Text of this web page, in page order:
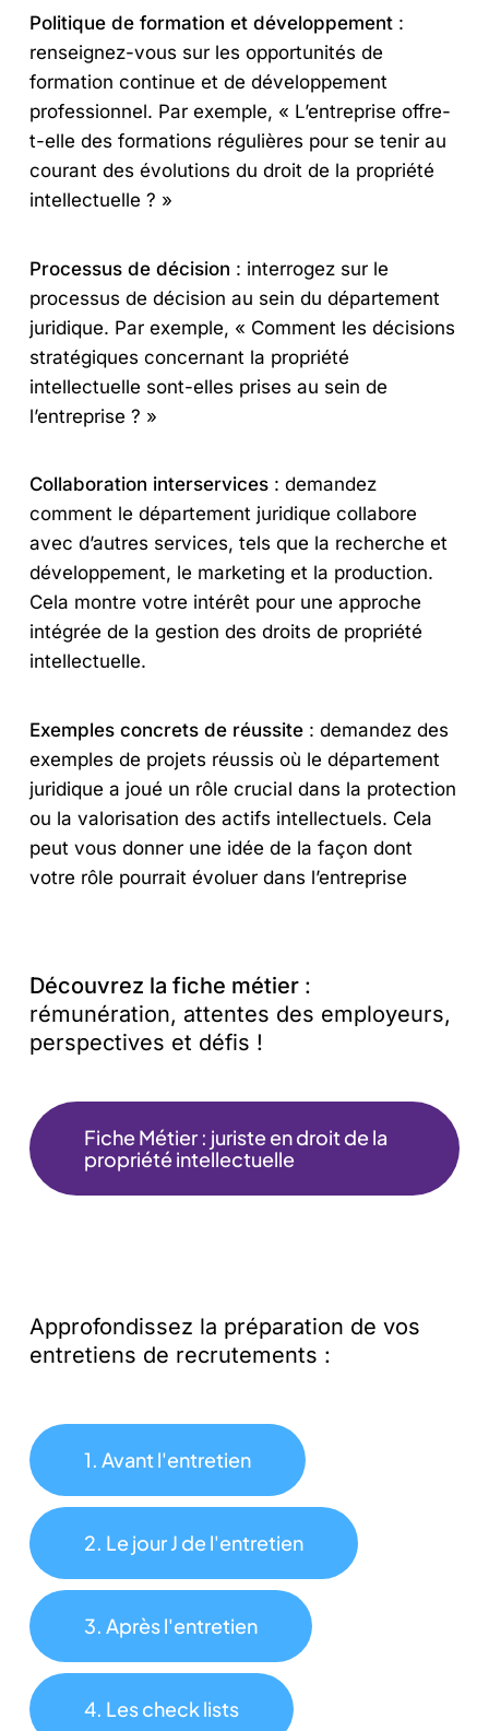
Politique de formation et développement:
renseignez-vous sur les opportunités de
formation continue et de développement
professionnel. Par exemple, « L’entreprise offre-
t-elle des formations régulières pour se tenir au
courant des évolutions du droit de la propriété
intellectuelle ? »
Processus de décision : interrogez sur le
processus de décision au sein du département
juridique. Par exemple, « Comment les décisions
stratégiques concernant la propriété
intellectuelle sont-elles prises au sein de
l’entreprise ? »
Collaboration interservices: demandez
comment le département juridique collabore
avec d’autres services, tels que la recherche et
développement, le marketing et la production.
Cela montre votre intérêt pour une approche
intégrée de la gestion des droits de propriété
intellectuelle.
Exemples concrets de réussite: demandez des
exemples de projets réussis où le département
juridique a joué un rôle crucial dans la protection
ou la valorisation des actifs intellectuels. Cela
peut vous donner une idée de la façon dont
votre rôle pourrait évoluer dans l’entreprise
Découvrez la fiche métier :
rémunération, attentes des employeurs,
perspectives et défis !
Fiche Métier : juriste en droit de la
propriété intellectuelle
Approfondissez la préparation de vos
entretiens de recrutements :
1. Avant l'entretien
2. Le jour J de l'entretien
3. Après l'entretien
4. Les check lists